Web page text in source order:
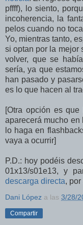
pffff), lo siento,
incoherencia, la
pelos cuando no
Yo, mientras tanto,
si optan por la mejor
volver, que se
sería, ya que
han pasado y
es lo que hacen al
[Otra opción es
aparecerá mucho en
lo haga en
vaya a ocurrir]
P.D.: hoy podéis
01x13/s01e13, y
descarga directa,
Dani López a las 3/28/
Compartir